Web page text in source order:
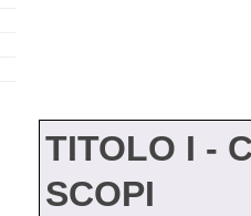
TITOLO I -
SCOPI